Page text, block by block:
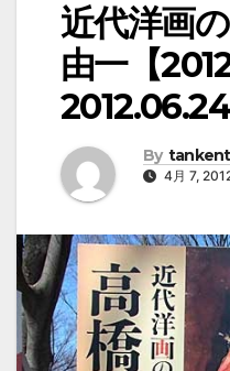
近代洋画
由一【
By
4月 7,